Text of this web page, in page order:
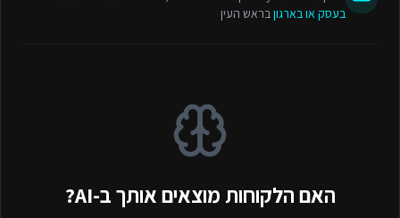
בעסק או בארגוןבראש העין
האם הלקוחות מוצאים אותך ב-AI?